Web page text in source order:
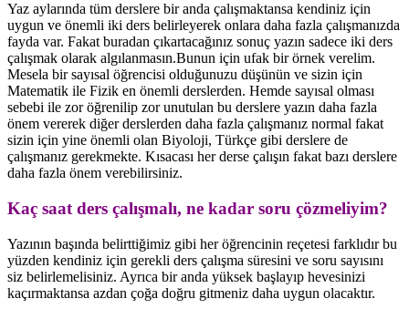
Yaz aylarında tüm derslere bir anda çalışmaktansa kendiniz için
uygun ve önemli iki ders belirleyerek onlara daha fazla çalışmanızda
fayda var. Fakat buradan çıkartacağınız sonuç yazın sadece iki ders
çalışmak olarak algılanmasın.Bunun için ufak bir örnek verelim.
Mesela bir sayısal öğrencisi olduğunuzu düşünün ve sizin için
Matematik ile Fizik en önemli derslerden. Hemde sayısal olması
sebebi ile zor öğrenilip zor unutulan bu derslere yazın daha fazla
önem vererek diğer derslerden daha fazla çalışmanız normal fakat
sizin için yine önemli olan Biyoloji, Türkçe gibi derslere de
çalışmanız gerekmekte. Kısacası her derse çalışın fakat bazı derslere
daha fazla önem verebilirsiniz.
Kaç saat ders çalışmalı, ne kadar soru çözmeliyim?
Yazının başında belirttiğimiz gibi her öğrencinin reçetesi farklıdır bu
yüzden kendiniz için gerekli ders çalışma süresini ve soru sayısını
siz belirlemelisiniz. Ayrıca bir anda yüksek başlayıp hevesinizi
kaçırmaktansa azdan çoğa doğru gitmeniz daha uygun olacaktır.